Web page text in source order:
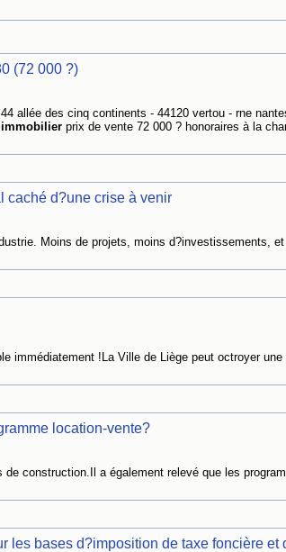
(72 000 ?)
allée des cinq continents - 44120 vertou - rne
immobilierprix de vente 72 000 ? honoraires à la
caché d?une crise à venir
Moins de projets, moins d?investissements, et
immédiatement !La Ville de Liège peut octroyer une
location-vente?
construction.Il a également relevé que les
les bases d?imposition de taxe foncière et